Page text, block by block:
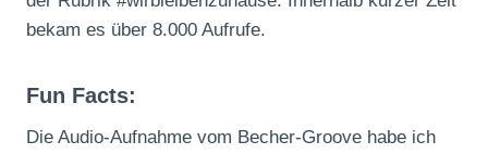
bekam es über 8.000 Aufrufe.
Fun Facts:
Die Audio-Aufnahme vom Becher-Groove habe ich